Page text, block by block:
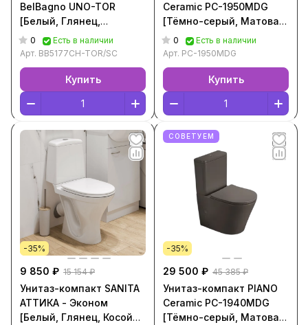
BelBagno UNO-TOR
[Белый, Глянец,
Горизонтальный выпуск,
BB5177CH-TOR/SC]
0
Есть в наличии
Арт. BB5177CH-TOR/SC
Купить
Ceramic PC-1950MDG
[Тёмно-серый, Матовая,
Горизонтальный выпуск,
PC-1950MDG]
0
Есть в наличии
Арт. PC-1950MDG
Купить
-35%
9 850 ₽ 15 154 ₽
Унитаз-компакт SANITA
АТТИКА - Эконом
[Белый, Глянец, Косой
СОВЕТУЕМ
-35%
29 500 ₽ 45 385 ₽
Унитаз-компакт PIANO
Ceramic PC-1940MDG
[Тёмно-серый, Матовая,